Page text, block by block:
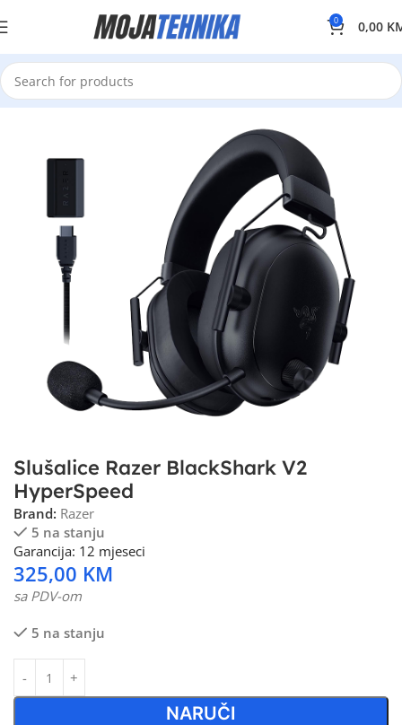
0 0,00
Slušalice Razer BlackShark V2
HyperSpeed
Brand: Razer
5 na stanju
Garancija: 12 mjeseci
325,00 KM
sa PDV-om
5 na stanju
NARUČI